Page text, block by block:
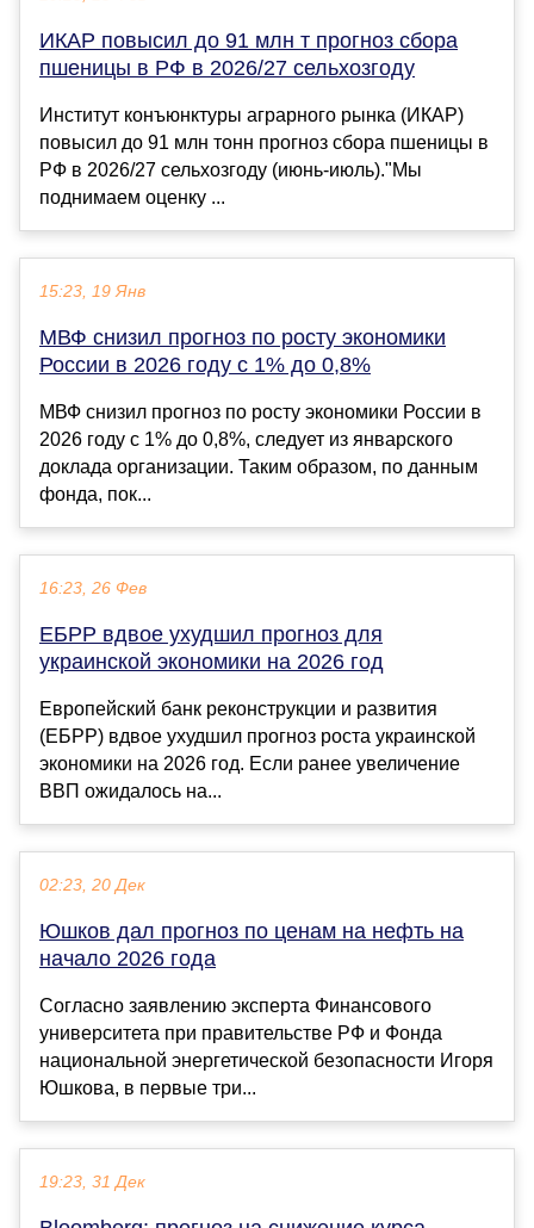
ИКАР повысил до 91 млн т прогноз сбора
пшеницы в РФ в 2026/27 сельхозгоду
Институт конъюнктуры аграрного рынка (ИКАР)
повысил до 91 млн тонн прогноз сбора пшеницы в
РФ в 2026/27 сельхозгоду (июнь-июль)."Мы
поднимаем оценку ...
15:23, 19 Янв
МВФ снизил прогноз по росту экономики
России в 2026 году с 1% до 0,8%
МВФ снизил прогноз по росту экономики России в
2026 году с 1% до 0,8%, следует из январского
доклада организации. Таким образом, по данным
фонда, пок...
16:23, 26 Фев
ЕБРР вдвое ухудшил прогноз для
украинской экономики на 2026 год
Европейский банк реконструкции и развития
(ЕБРР) вдвое ухудшил прогноз роста украинской
экономики на 2026 год. Если ранее увеличение
ВВП ожидалось на...
02:23, 20 Дек
Юшков дал прогноз по ценам на нефть на
начало 2026 года
Согласно заявлению эксперта Финансового
университета при правительстве РФ и Фонда
национальной энергетической безопасности Игоря
Юшкова, в первые три...
19:23, 31 Дек